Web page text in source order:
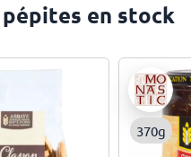
en stock
370g